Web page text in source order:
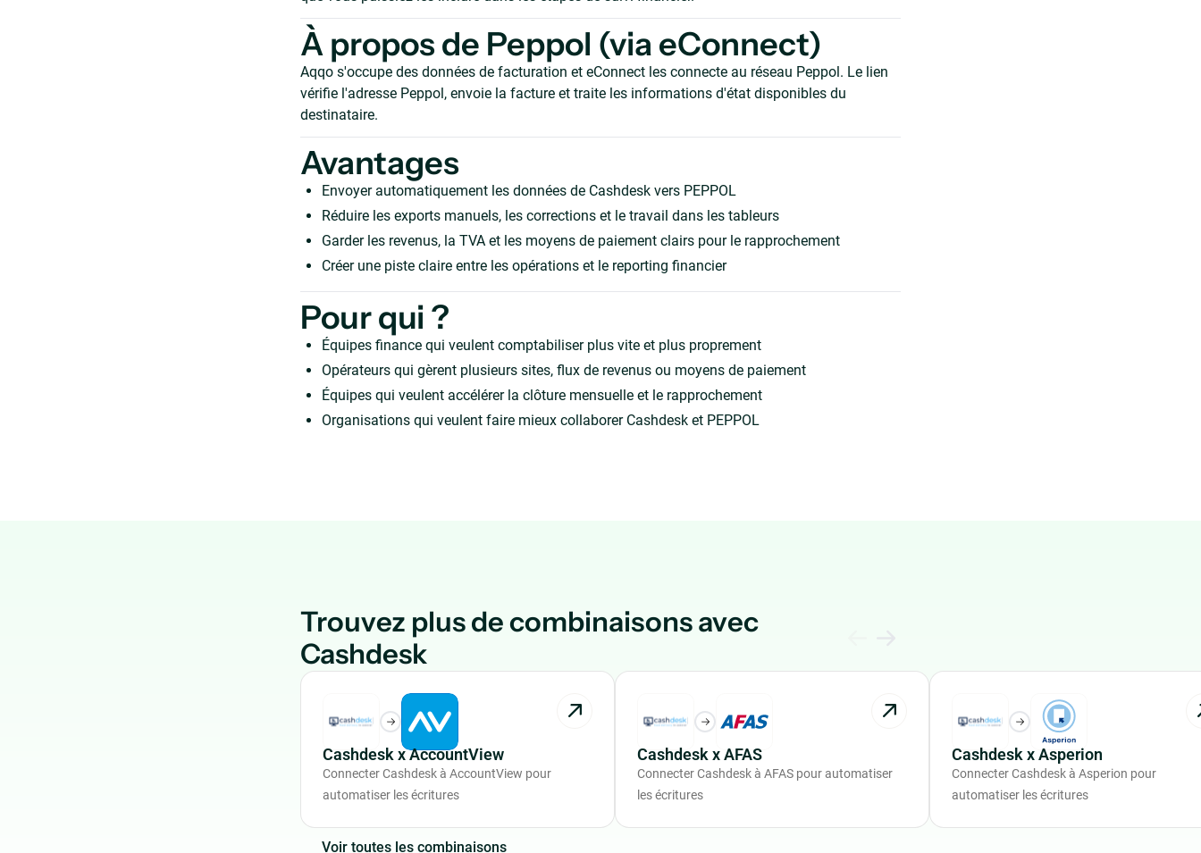
À propos de Peppol (via eConnect)
Aqqo s'occupe des données de facturation et eConnect les connecte au réseau Peppol. Le lien
vérifie l'adresse Peppol, envoie la facture et traite les informations d'état disponibles du
destinataire.
Avantages
Envoyer automatiquement les données de Cashdesk vers PEPPOL
Réduire les exports manuels, les corrections et le travail dans les tableurs
Garder les revenus, la TVA et les moyens de paiement clairs pour le rapprochement
Créer une piste claire entre les opérations et le reporting financier
Pour qui ?
Équipes finance qui veulent comptabiliser plus vite et plus proprement
Opérateurs qui gèrent plusieurs sites, flux de revenus ou moyens de paiement
Équipes qui veulent accélérer la clôture mensuelle et le rapprochement
Organisations qui veulent faire mieux collaborer Cashdesk et PEPPOL
Trouvez plus de combinaisons avec
Cashdesk
Cashdesk x AccountView
Connecter Cashdesk à AccountView pour
automatiser les écritures
Cashdesk x AFAS
Connecter Cashdesk à AFAS pour automatiser
les écritures
Cashdesk x Asperion
Connecter Cashdesk à Asperion pour
automatiser les écritures
Voir toutes les combinaisons